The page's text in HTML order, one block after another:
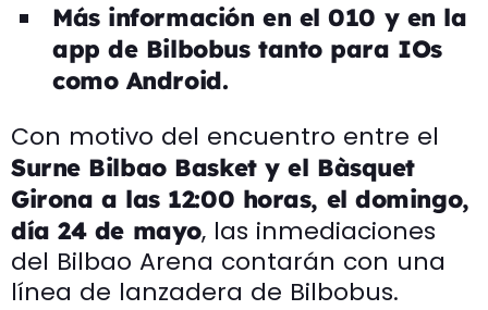
Más información en el 010 y en la
app de Bilbobus tanto para IOs
como Android.
Con motivo del encuentro entre el
Surne Bilbao Basket y el Bàsquet
Girona a las 12:00 horas, el domingo,
día 24 de mayo, las inmediaciones
del Bilbao Arena contarán con una
línea de lanzadera de Bilbobus.